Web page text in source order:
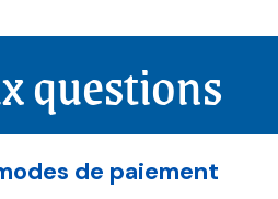
questions
de paiement